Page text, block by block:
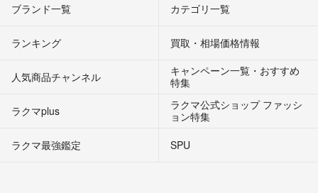
ブランド一覧 カテゴリ一覧
ランキング 買取・相場価格情報
人気商品チャンネル
キャンペーン一覧・おすすめ
特集
ラクマplus
ラクマ公式ショップ ファッシ
ョン特集
ラクマ最強鑑定
SPU